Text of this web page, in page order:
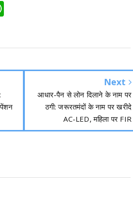
Next
आधार-पैन से लोन दिलाने के नाम पर
ठगी: जरूरतमंदों के नाम पर खरीदे
AC-LED, महिला पर FIR